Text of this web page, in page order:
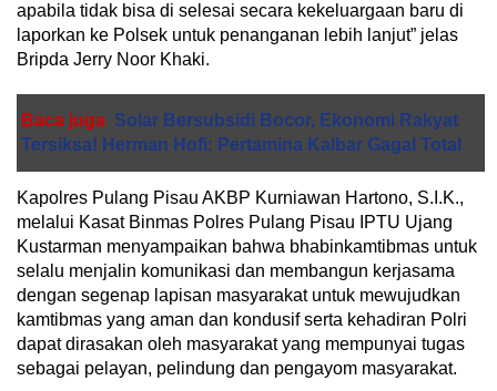
apabila tidak bisa di selesai secara kekeluargaan baru di
laporkan ke Polsek untuk penanganan lebih lanjut” jelas
Bripda Jerry Noor Khaki.
Baca juga Solar Bersubsidi Bocor, Ekonomi Rakyat
Tersiksa! Herman Hofi: Pertamina Kalbar Gagal Total
Kapolres Pulang Pisau AKBP Kurniawan Hartono, S.I.K.,
melalui Kasat Binmas Polres Pulang Pisau IPTU Ujang
Kustarman menyampaikan bahwa bhabinkamtibmas untuk
selalu menjalin komunikasi dan membangun kerjasama
dengan segenap lapisan masyarakat untuk mewujudkan
kamtibmas yang aman dan kondusif serta kehadiran Polri
dapat dirasakan oleh masyarakat yang mempunyai tugas
sebagai pelayan, pelindung dan pengayom masyarakat.